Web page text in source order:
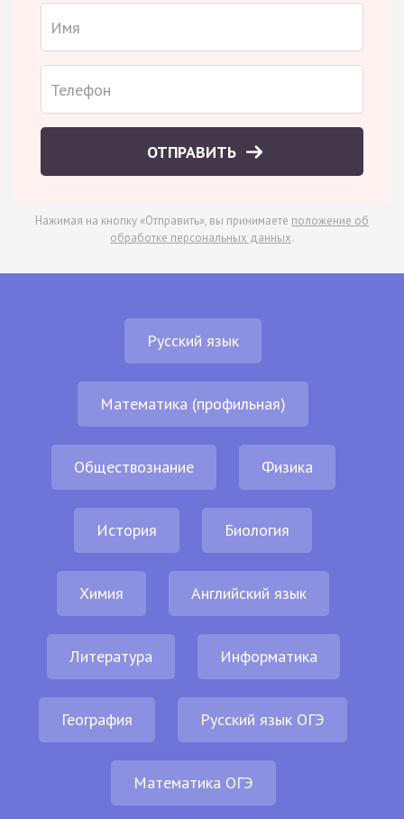
ОТПРАВИТЬ
Нажимая на кнопку «Отправить», вы принимаете положение об
обработке персональных данных.
Русский язык
Математика (профильная)
Обществознание Физика
История Биология
Химия Английский язык
Литература Информатика
География Русский язык ОГЭ
Математика ОГЭ